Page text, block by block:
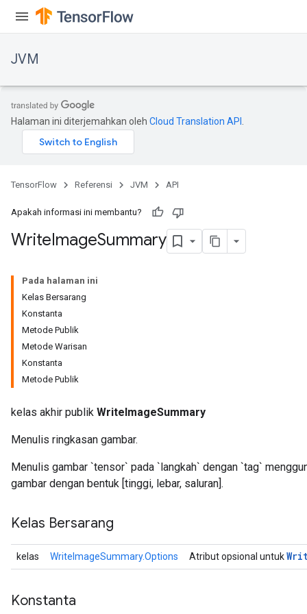
JVM
Halaman ini diterjemahkan oleh Cloud Translation API
TensorFlow Referensi JVM API
Apakah informasi ini membantu?
WriteImageSummary
Pada halaman ini
Kelas Bersarang
Konstanta
Metode Publik
Metode Warisan
Konstanta
Metode Publik
kelas akhir publik WriteImageSummary
Menulis ringkasan gambar.
Menulis gambar `tensor` pada `langkah` dengan `tag`
gambar dengan bentuk [tinggi, lebar, saluran].
Kelas Bersarang
kelas WriteImageSummary.Options Atribut opsional untuk
Konstanta